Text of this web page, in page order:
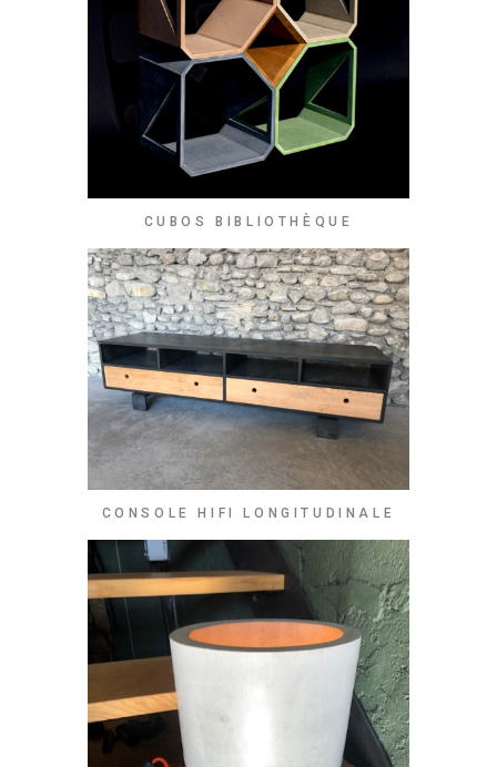
CUBOS BIBLIOTHÈQUE
CONSOLE HIFI LONGITUDINALE